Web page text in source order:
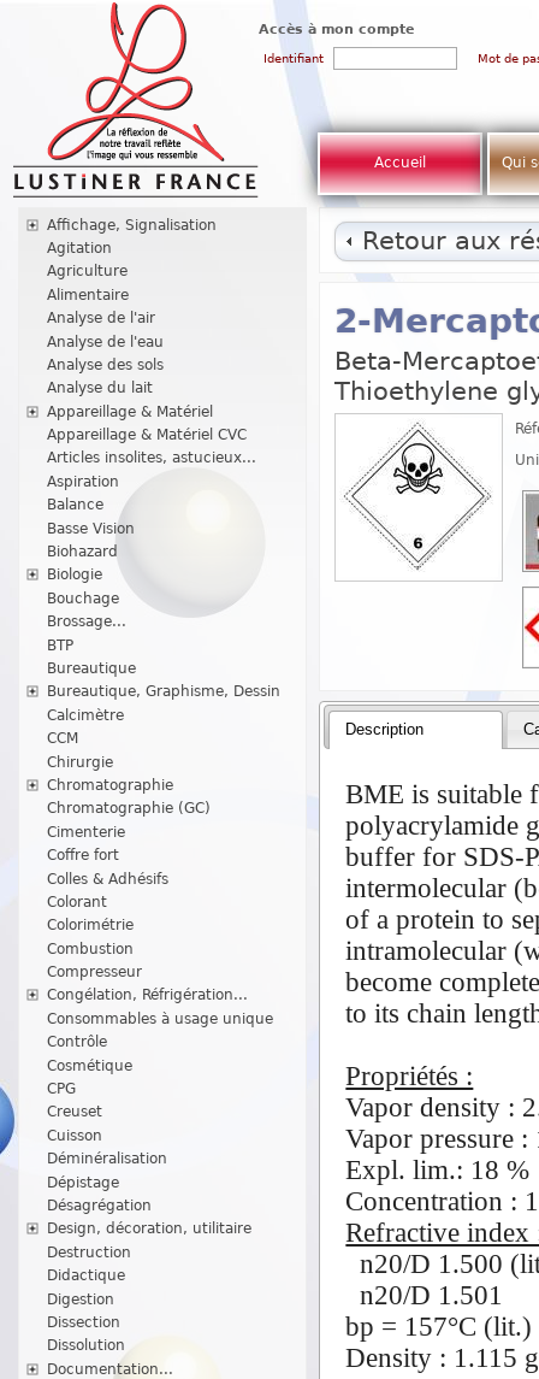
Accès à mon compte
Identifiant Mot de
Accueil Qui
Affichage, Signalisation
Agitation
Agriculture
Alimentaire
Analyse de l'air
Analyse de l'eau
Analyse des sols
Analyse du lait
Appareillage & Matériel
Appareillage & Matériel CVC
Articles insolites, astucieux...
Aspiration
Balance
Basse Vision
Biohazard
Biologie
Bouchage
Brossage...
BTP
Bureautique
Bureautique, Graphisme, Dessin
Calcimètre
CCM
Chirurgie
Chromatographie
Chromatographie (GC)
Cimenterie
Coffre fort
Colles & Adhésifs
Colorant
Colorimétrie
Combustion
Compresseur
Congélation, Réfrigération...
Consommables à usage unique
Contrôle
Cosmétique
CPG
Creuset
Cuisson
Déminéralisation
Dépistage
Désagrégation
Design, décoration, utilitaire
Destruction
Didactique
Digestion
Dissection
Dissolution
Documentation...
Retour aux
2-
Beta-
Thioethylene
Description
BME is suitable
polyacrylamide
buffer for SDS-
intermolecular
of a protein to
intramolecular
become
to its chain
Propriétés :
Vapor density :
Vapor pressure
Expl. lim.: 18 %
Concentration :
Refractive index
n20/D 1.500
n20/D 1.501
bp = 157°C (lit.)
Density : 1.115